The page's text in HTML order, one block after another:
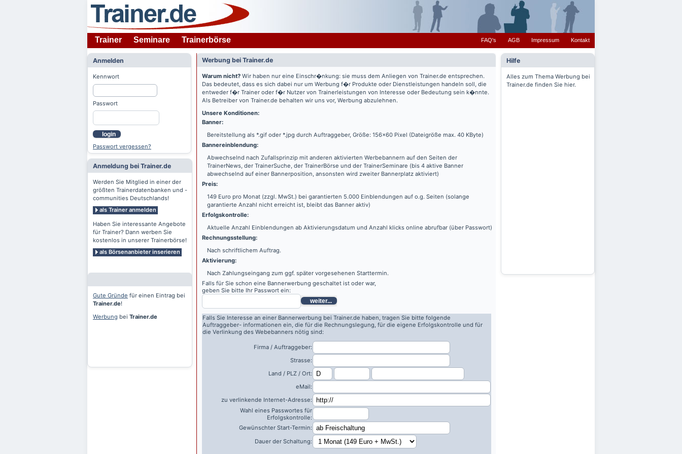
Trainer Seminare Trainerbörse FAQ's AGB Impressum Kontakt
Anmelden
Kennwort
Passwort
login
Passwort vergessen?
Anmeldung bei Trainer.de
Werden Sie Mitglied in einer der
größten Trainerdatenbanken und -
communities Deutschlands!
als Trainer anmelden
Haben Sie interessante Angebote
für Trainer? Dann werben Sie
kostenlos in unserer Trainerbörse!
als Börsenanbieter inserieren
Gute Gründe für einen Eintrag bei
Trainer.de!
Werbung bei Trainer.de
Hilfe
Alles zum Thema Werbung bei
Trainer.de finden Sie hier.
Werbung bei Trainer.de
Warum nicht? Wir haben nur eine Einschr�nkung: sie muss dem Anliegen von Trainer.de entsprechen.
Das bedeutet, dass es sich dabei nur um Werbung f�r Produkte oder Dienstleistungen handeln soll, die
entweder f�r Trainer oder f�r Nutzer von Trainerleistungen von Interesse oder Bedeutung sein k�nnte.
Als Betreiber von Trainer.de behalten wir uns vor, Werbung abzulehnen.
Unsere Konditionen:
Banner:
Bereitstellung als *.gif oder *.jpg durch Auftraggeber, Größe: 156x60 Pixel (Dateigröße max. 40 KByte)
Bannereinblendung:
Abwechselnd nach Zufallsprinzip mit anderen aktivierten Werbebannern auf den Seiten der
TrainerNews, der TrainerSuche, der TrainerBörse und der TrainerSeminare (bis 4 aktive Banner
abwechselnd auf einer Bannerposition, ansonsten wird zweiter Bannerplatz aktiviert)
Preis:
149 Euro pro Monat (zzgl. MwSt.) bei garantierten 5.000 Einblendungen auf o.g. Seiten (solange
garantierte Anzahl nicht erreicht ist, bleibt das Banner aktiv)
Erfolgskontrolle:
Aktuelle Anzahl Einblendungen ab Aktivierungsdatum und Anzahl klicks online abrufbar (über Passwort)
Rechnungsstellung:
Nach schriftlichem Auftrag.
Aktivierung:
Nach Zahlungseingang zum ggf. später vorgesehenen Starttermin.
Falls für Sie schon eine Bannerwerbung geschaltet ist oder war,
geben Sie bitte Ihr Passwort ein:
weiter...
Falls Sie Interesse an einer Bannerwerbung bei Trainer.de haben, tragen Sie bitte folgende
Auftraggeber- informationen ein, die für die Rechnungslegung, für die eigene Erfolgskontrolle und für
die Verlinkung des Webebanners nötig sind:
Firma / Auftraggeber:
Strasse:
Land / PLZ / Ort:
eMail:
zu verlinkende Internet-Adresse:
Wahl eines Passwortes für
Erfolgskontrolle:
Gewünschter Start-Termin:
Dauer der Schaltung: